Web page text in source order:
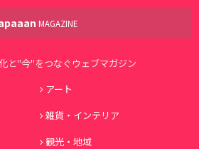
MAGAZINE
と"今"をつなぐウェブマガジン
アート
雑貨・インテリア
観光・地域